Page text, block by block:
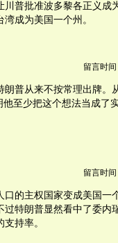
川普批准波多黎各正义成
成为美国一个州。
留言时间
朗普从来不按常理出牌。
他至少把这个想法当成了
留言时间
口的主权国家变成美国一
过特朗普显然看中了委内
持率。